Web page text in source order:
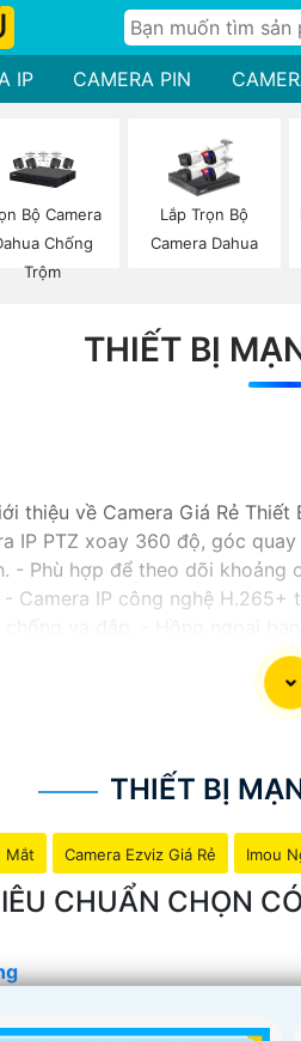
IP CAMERA PIN
Bộ Camera
Chống
Trộm
Lắp Trọn Bộ
Camera Dahua
THIẾT BỊ
thiệu về Camera Giá Rẻ
IP PTZ xoay 360 độ, góc
- Phù hợp để theo dõi khoảng
Camera IP công nghệ
- Camera HDCVI 2MP
WDR, cân bằng sáng,
với nhu cầu sử dụng và
THIẾT BỊ
Mắt Camera Ezviz Giá Rẻ Imou
CHUẨN CHỌN